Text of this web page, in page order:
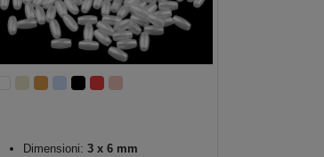
Dimensioni: 3 x 6 mm